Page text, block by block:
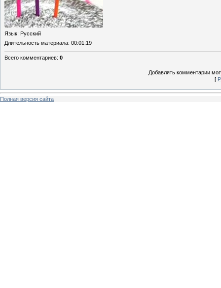
Язык: Русский
Длительность материала: 00:01:19
Всего комментариев: 0
Добавлять комментарии
[
Полная версия сайта